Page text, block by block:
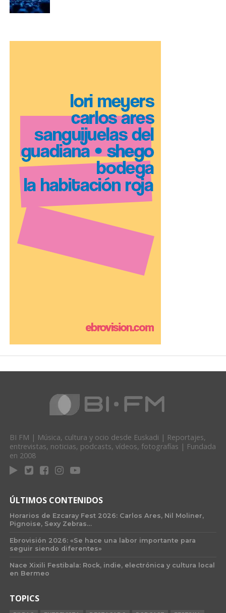
BI FM | Música, cultura y ocio desde Euskadi | Reportajes,
entrevistas, noticias, podcasts, vídeos, fotografías | Fundada
en 2008
ÚLTIMOS CONTENIDOS
Horarios de Ezcaray Fest 2026: Carlos Ares, Nil Moliner,
Pignoise, Sexy Zebras…
Ebrovisión 2026: «Se hace una labor importante para
seguir siendo diferentes»
Nace Xixili Festibala: Rock, indie, electrónica y cultura local
en Bermeo
TOPICS